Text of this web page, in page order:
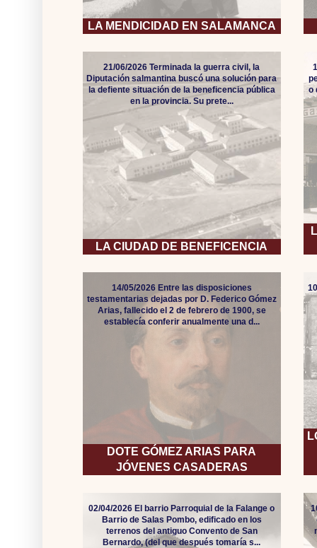
LA MENDICIDAD EN SALAMANCA
LA CIUDAD DE BENEFICENCIA
21/06/2026 Terminada la guerra civil, la
Diputación salmantina buscó una solución para
la defiente situación de la beneficencia pública
en la provincia. Su prete...
o
DOTE GÓMEZ ARIAS PARA
JÓVENES CASADERAS
14/05/2026 Entre las disposiciones
testamentarias dejadas por D. Federico Gómez
Arias, fallecido el 2 de febrero de 1900, se
establecía conferir anualmente una d...
02/04/2026 El barrio Parroquial de la Falange o
Barrio de Salas Pombo, edificado en los
terrenos del antiguo Convento de San
Bernardo, (del que después tomaría s...